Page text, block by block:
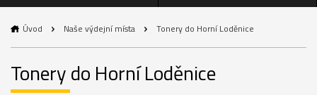
Úvod Naše výdejní místa Tonery do Horní Loděnice
Tonery do Horní Loděnice